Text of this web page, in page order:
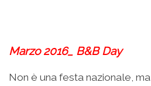
Marzo 2016_ B&B Day
Non è una festa nazionale,